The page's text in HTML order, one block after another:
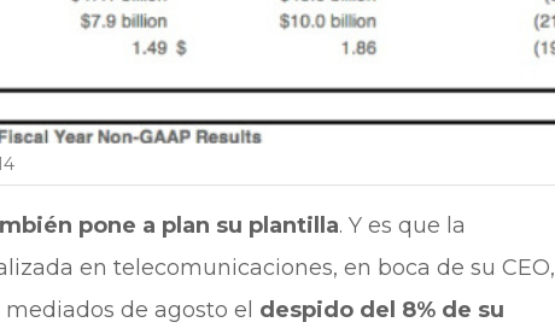
pone a plan su plantilla. Y es que la
en telecomunicaciones, en boca de su CEO,
de agosto el despido del 8% de su
C